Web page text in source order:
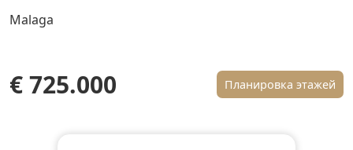
Malaga
€ 725.000 Планировка этажей